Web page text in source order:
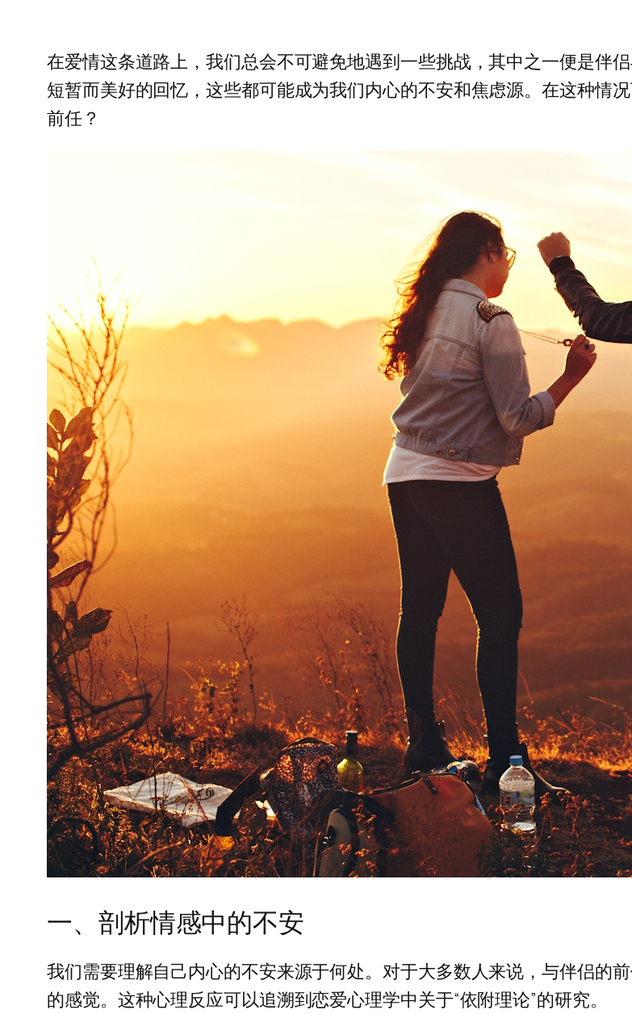
在爱情这条道路上，我们总会不可避免地遇到一些挑战，其中之一便是伴
短暂而美好的回忆，这些都可能成为我们内心的不安和焦虑源。在这种情
前任？
一、剖析情感中的不安
我们需要理解自己内心的不安来源于何处。对于大多数人来说，与伴侣的
的感觉。这种心理反应可以追溯到恋爱心理学中关于“依附理论”的研究。